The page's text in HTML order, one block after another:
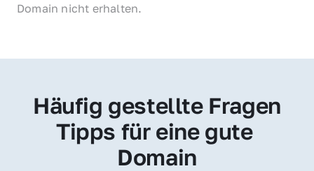
Domain nicht erhalten.
Häufig gestellte Fragen
Tipps für eine gute
Domain